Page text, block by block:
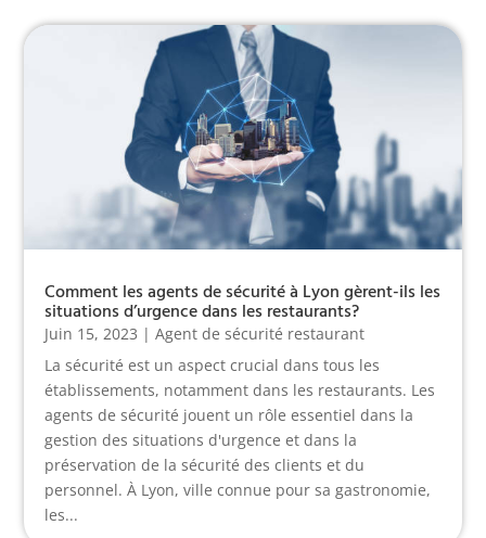
Comment les agents de sécurité à Lyon gèrent-ils les
situations d’urgence dans les restaurants?
Juin 15, 2023 |Agent de sécurité restaurant
La sécurité est un aspect crucial dans tous les
établissements, notamment dans les restaurants. Les
agents de sécurité jouent un rôle essentiel dans la
gestion des situations d'urgence et dans la
préservation de la sécurité des clients et du
personnel. À Lyon, ville connue pour sa gastronomie,
les...